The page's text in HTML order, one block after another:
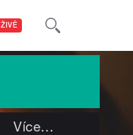
ŽIVĚ
Více…